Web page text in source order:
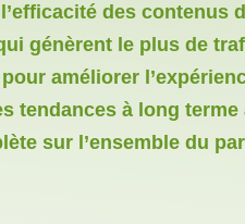
des contenus
génèrent le plus de
améliorer
tendances à long
sur l’ensemble du